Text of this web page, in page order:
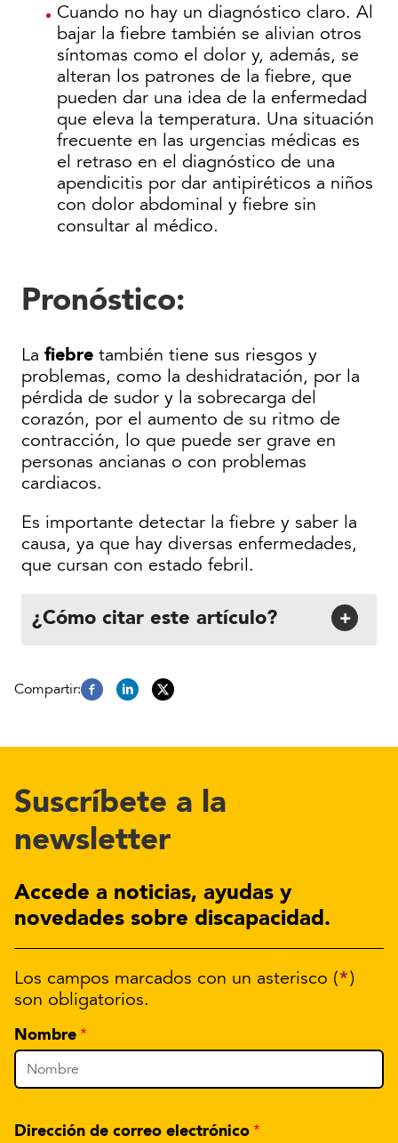
Cuando no hay un diagnóstico claro. Al
bajar la fiebre también se alivian otros
síntomas como el dolor y, además, se
alteran los patrones de la fiebre, que
pueden dar una idea de la enfermedad
que eleva la temperatura. Una situación
frecuente en las urgencias médicas es
el retraso en el diagnóstico de una
apendicitis por dar antipiréticos a niños
con dolor abdominal y fiebre sin
consultar al médico.
Pronóstico:
La fiebre también tiene sus riesgos y
problemas, como la deshidratación, por la
pérdida de sudor y la sobrecarga del
corazón, por el aumento de su ritmo de
contracción, lo que puede ser grave en
personas ancianas o con problemas
cardiacos.
Es importante detectar la fiebre y saber la
causa, ya que hay diversas enfermedades,
que cursan con estado febril.
¿Cómo citar este artículo? +
Suscríbete a la
newsletter
Accede a noticias, ayudas y
novedades sobre discapacidad.
Los campos marcados con un asterisco (*)
son obligatorios.
Nombre
Dirección de correo electrónico